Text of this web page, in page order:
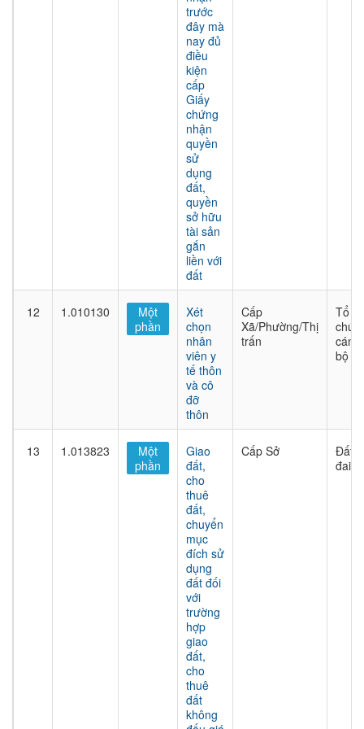
trước
đây mà
nay đủ
điều
kiện
cấp
Giấy
chứng
nhận
quyền
sử
dụng
đất,
quyền
sở hữu
tài sản
gắn
liền với
đất
12 1.010130
Một
phần
Xét
chọn
nhân
viên y
tế thôn
và cô
đỡ
thôn
Cấp
Xã/Phường/Thị
trấn
Tổ
chức
cán
bộ
13 1.013823
Một
phần
Giao
đất,
cho
thuê
đất,
chuyển
mục
đích sử
dụng
đất đối
với
trường
hợp
giao
đất,
cho
thuê
đất
không
Cấp Sở
Đất
đai